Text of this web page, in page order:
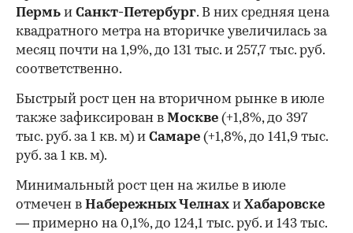
Пермь и Санкт-Петербург. В них средняя цена
квадратного метра на вторичке увеличилась за
месяц почти на 1,9%, до 131 тыс. и 257,7 тыс. руб.
соответственно.
Быстрый рост цен на вторичном рынке в июле
также зафиксирован в Москве (+1,8%, до 397
тыс. руб. за 1 кв. м) и Самаре (+1,8%, до 141,9 тыс.
руб. за 1 кв. м).
Минимальный рост цен на жилье в июле
отмечен в Набережных Челнах и Хабаровске
— примерно на 0,1%, до 124,1 тыс. руб. и 143 тыс.